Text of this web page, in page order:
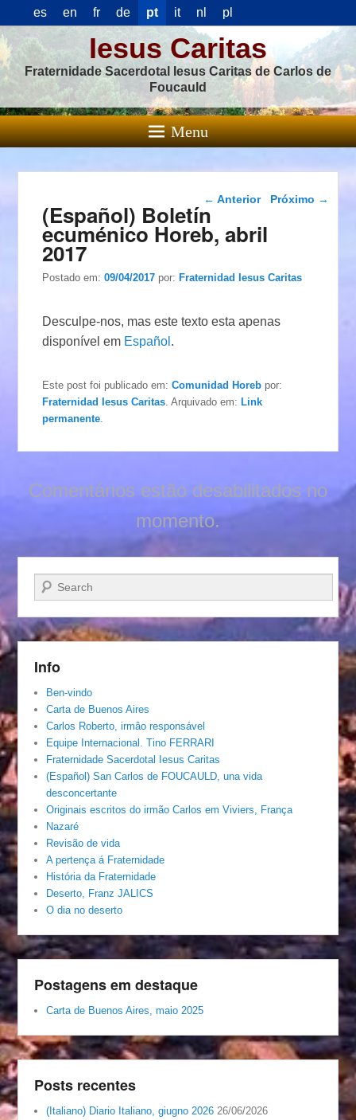
es en fr de pt it nl pl
Iesus Caritas
Fraternidade Sacerdotal Iesus Caritas de Carlos de
Foucauld
Menu
Navegação das
← Anterior Próximo →
(Español) Boletín
ecuménico Horeb, abril
2017
Postado em:09/04/2017 por:Fraternidad Iesus Caritas
Desculpe-nos, mas este texto esta apenas
disponível em Español .
Este post foi publicado em:Comunidad Horeb por:
Fraternidad Iesus Caritas . Arquivado em:Link
permanente
Comentários estão desabilitados no
momento.
Pesquisar…
Info
Ben-vindo
Carta de Buenos Aires
Carlos Roberto, irmâo responsável
Equipe Internacional. Tino FERRARI
Fraternidade Sacerdotal Iesus Caritas
(Español) San Carlos de FOUCAULD, una vida
desconcertante
Originais escritos do irmão Carlos em Viviers, França
Nazaré
Revisão de vida
A pertença á Fraternidade
História da Fraternidade
Deserto, Franz JALICS
O dia no deserto
Postagens em destaque
Carta de Buenos Aires, maio 2025
Posts recentes
(Italiano) Diario Italiano, giugno 2026 26/06/2026